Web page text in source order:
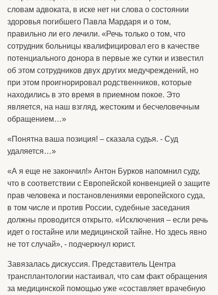
словам адвоката, в иске нет ни слова о состоянии
здоровья погибшего Павла Мардаря и о том,
правильно ли его лечили. «Речь только о том, что
сотрудник больницы квалифицировал его в качестве
потенциального донора в первые же сутки и известил
об этом сотрудников двух других медучреждений, но
при этом проигнорировал родственников, которые
находились в это время в приемном покое. Это
является, на наш взгляд, жестоким и бесчеловечным
обращением…»
«Понятна ваша позиция! – сказала судья. - Суд
удаляется…»
«А я еще не закончил!» Антон Бурков напомнил суду,
что в соответствии с Европейской конвенцией о защите
прав человека и постановлениями европейского суда,
в том числе и против России, судебные заседания
должны проводится открыто. «Исключения – если речь
идет о гостайне или медицинской тайне. Но здесь явно
не тот случай», - подчеркнул юрист.
Завязалась дискуссия. Представитель Центра
трансплантологии настаивал, что сам факт обращения
за медицинской помощью уже «составляет врачебную